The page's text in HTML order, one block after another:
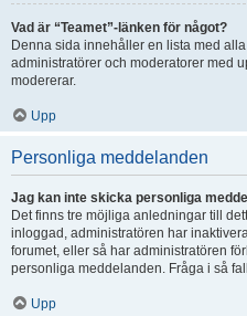
Vad är “Teamet”-länken för något?
Denna sida innehåller en lista med
administratörer och moderatorer med
modererar.
Upp
Personliga meddelanden
Jag kan inte skicka personliga
Det finns tre möjliga anledningar till
inloggad, administratören har
forumet, eller så har administratören
personliga meddelanden. Fråga i så
Upp